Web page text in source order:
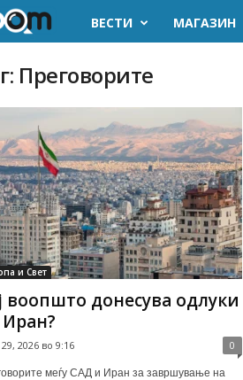
m
.
m
k
ВЕСТИ МАГАЗИН
Преговорите
и Свет
воопшто донесува одлуки
2026 во 9:16 0
меѓу САД и Иран за завршување на